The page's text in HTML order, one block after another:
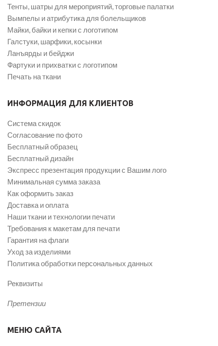
Тенты, шатры для мероприятий, торговые палатки
Вымпелы и атрибутика для болельщиков
Майки, байки и кепки с логотипом
Галстуки, шарфики, косынки
Ланъярды и бейджи
Фартуки и прихватки с логотипом
Печать на ткани
ИНФОРМАЦИЯ ДЛЯ КЛИЕНТОВ
Система скидок
Согласование по фото
Бесплатный образец
Бесплатный дизайн
Экспресс презентация продукции с Вашим лого
Минимальная сумма заказа
Как оформить заказ
Доставка и оплата
Наши ткани и технологии печати
Требования к макетам для печати
Гарантия на флаги
Уход за изделиями
Политика обработки персональных данных
Реквизиты
Претензии
МЕНЮ САЙТА